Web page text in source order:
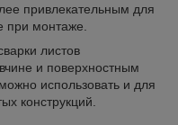
привлекательным для
при монтаже.
листов
и поверхностным
использовать и для
конструкций.